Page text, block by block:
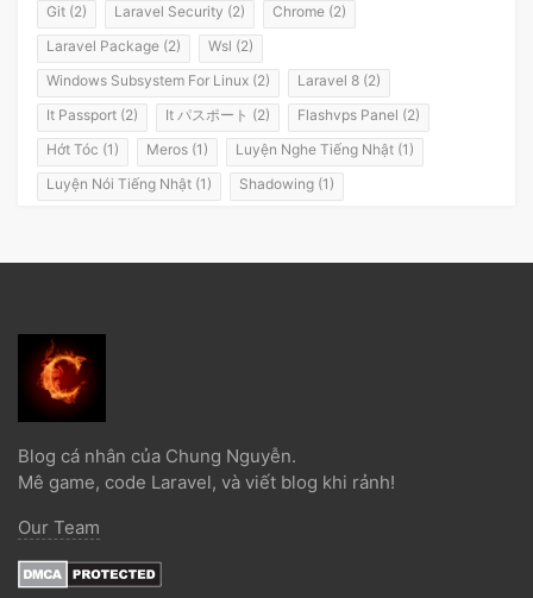
Git (2)
Laravel Security (2)
Chrome (2)
Laravel Package (2)
Wsl (2)
Windows Subsystem For Linux (2)
Laravel 8 (2)
It Passport (2)
It パスポート (2)
Flashvps Panel (2)
Hớt Tóc (1)
Meros (1)
Luyện Nghe Tiếng Nhật (1)
Luyện Nói Tiếng Nhật (1)
Shadowing (1)
Sóng Thần (1)
Wakarimasen (1)
Onsen (1)
Laravel 5.2 (1)
Từ Điển (1) Tính Từ (1)
Minna No Nihongo (1)
Minna No Nihongo 1 (1)
Minna No Nihongo 2 (1)
Liên Minh Huyền Thoại (1)
Blog cá nhân của Chung Nguyễn.
Mê game, code Laravel, và viết blog khi rảnh!
Our Team